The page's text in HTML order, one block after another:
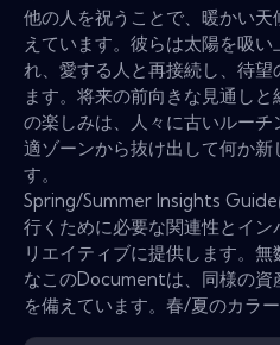
他の人を祝うことで、暖かい
えています。彼らは太陽を吸
れ、愛する人と再接続し、待
ます。将来の前向きな見通し
の楽しみは、人々に古いルー
適ゾーンから抜け出して何か
す。
Spring/Summer Insights
行くために必要な関連性とイ
リエイティブに提供します。
なこのDocumentは、同様の資
を備えています。春/夏のカラ